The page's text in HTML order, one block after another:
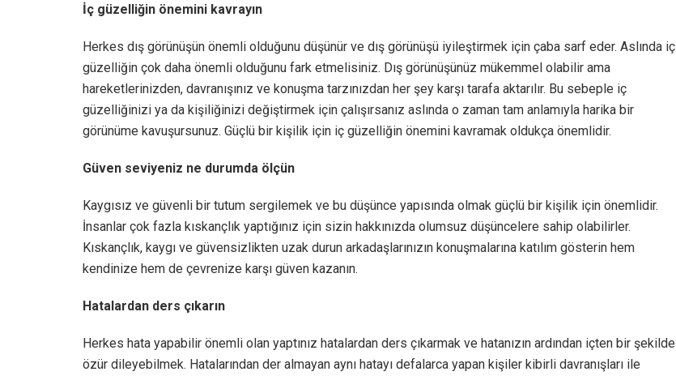
İç güzelliğin önemini kavrayın
Herkes dış görünüşün önemli olduğunu düşünür ve dış görünüşü iyileştirmek için çaba sarf eder. Aslında iç
güzelliğin çok daha önemli olduğunu fark etmelisiniz. Dış görünüşünüz mükemmel olabilir ama
hareketlerinizden, davranışınız ve konuşma tarzınızdan her şey karşı tarafa aktarılır. Bu sebeple iç
güzelliğinizi ya da kişiliğinizi değiştirmek için çalışırsanız aslında o zaman tam anlamıyla harika bir
görünüme kavuşursunuz. Güçlü bir kişilik için iç güzelliğin önemini kavramak oldukça önemlidir.
Güven seviyeniz ne durumda ölçün
Kaygısız ve güvenli bir tutum sergilemek ve bu düşünce yapısında olmak güçlü bir kişilik için önemlidir.
İnsanlar çok fazla kıskançlık yaptığınız için sizin hakkınızda olumsuz düşüncelere sahip olabilirler.
Kıskançlık, kaygı ve güvensizlikten uzak durun arkadaşlarınızın konuşmalarına katılım gösterin hem
kendinize hem de çevrenize karşı güven kazanın.
Hatalardan ders çıkarın
Herkes hata yapabilir önemli olan yaptınız hatalardan ders çıkarmak ve hatanızın ardından içten bir şekilde
özür dileyebilmek. Hatalarından der almayan aynı hatayı defalarca yapan kişiler kibirli davranışları ile